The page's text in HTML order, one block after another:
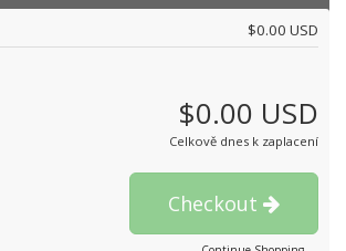
$0.00 USD
$0.00 USD
Celkově dnes k zaplacení
Checkout